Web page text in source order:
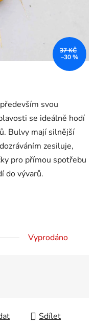
svou
se ideálně hodí
Bulvy mají silnější
zesiluje,
pro přímou spotřebu
do vývarů.
Vyprodáno
Sdílet
37 KČ
–30 %